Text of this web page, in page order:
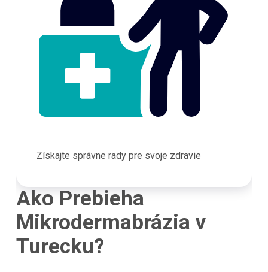
Získajte správne rady pre svoje zdravie
Ako Prebieha
Mikrodermabrázia v
Turecku?